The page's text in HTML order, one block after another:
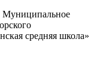
Муниципальное
средняя школа»